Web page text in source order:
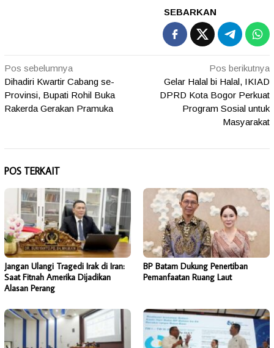
SEBARKAN
Navigasi
pos
Pos sebelumnya
Dihadiri Kwartir Cabang se-
Provinsi, Bupati Rohil Buka
Rakerda Gerakan Pramuka
Pos berikutnya
Gelar Halal bi Halal, IKIAD
DPRD Kota Bogor Perkuat
Program Sosial untuk
Masyarakat
POS TERKAIT
Jangan Ulangi Tragedi Irak di Iran:
Saat Fitnah Amerika Dijadikan
Alasan Perang
BP Batam Dukung Penertiban
Pemanfaatan Ruang Laut